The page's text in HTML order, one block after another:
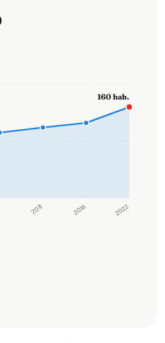
2011 2016 2022
160 hab.